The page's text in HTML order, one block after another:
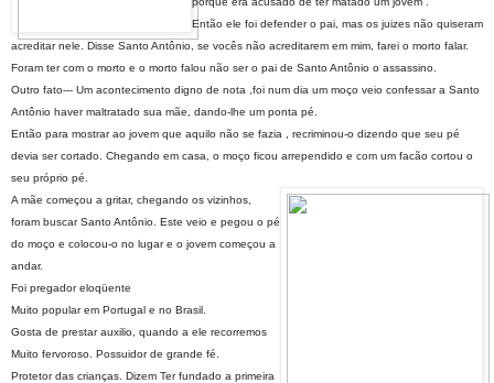
Então ele foi defender o pai, mas os juizes não quiseram
acreditar nele. Disse Santo Antônio, se vocês não acreditarem em mim, farei o morto falar.
Foram ter com o morto e o morto falou não ser o pai de Santo Antônio o assassino.
Outro fato--- Um acontecimento digno de nota ,foi num dia um moço veio confessar a Santo
Antônio haver maltratado sua mãe, dando-lhe um ponta pé.
Então para mostrar ao jovem que aquilo não se fazia , recriminou-o dizendo que seu pé
devia ser cortado. Chegando em casa, o moço ficou arrependido e com um facão cortou o
seu próprio pé.
A mãe começou a gritar, chegando os vizinhos,
foram buscar Santo Antônio. Este veio e pegou o pé
do moço e colocou-o no lugar e o jovem começou a
andar.
Foi pregador eloqüente
Muito popular em Portugal e no Brasil.
Gosta de prestar auxilio, quando a ele recorremos
Muito fervoroso. Possuidor de grande fé.
Protetor das crianças. Dizem Ter fundado a primeira